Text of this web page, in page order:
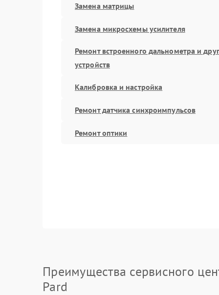
Замена матрицы
Замена микросхемы усилителя
Ремонт встроенного дальнометра и
устройств
Калибровка и настройка
Ремонт датчика синхроимпульсов
Ремонт оптики
Преимущества сервисного
Pard